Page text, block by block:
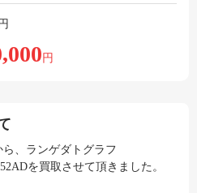
円
、ランゲダトグラフ
を買取させて頂きました。